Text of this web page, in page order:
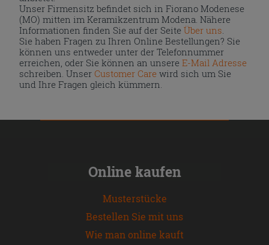
Unser Firmensitz befindet sich in Fiorano Modenese
(MO) mitten im Keramikzentrum Modena. Nähere
Informationen finden Sie auf der Seite Über uns
Sie haben Fragen zu Ihren Online Bestellungen? Sie
können uns entweder unter der Telefonnummer
erreichen, oder Sie können an unsereE-Mail Adresse
schreiben. UnserCustomer Care wird sich um Sie
und Ihre Fragen gleich kümmern.
Online kaufen
Musterstücke
Bestellen Sie mit uns
Wie man online kauft